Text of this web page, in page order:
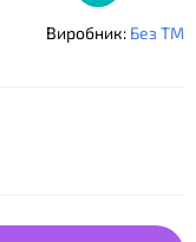
Виробник: Без ТМ